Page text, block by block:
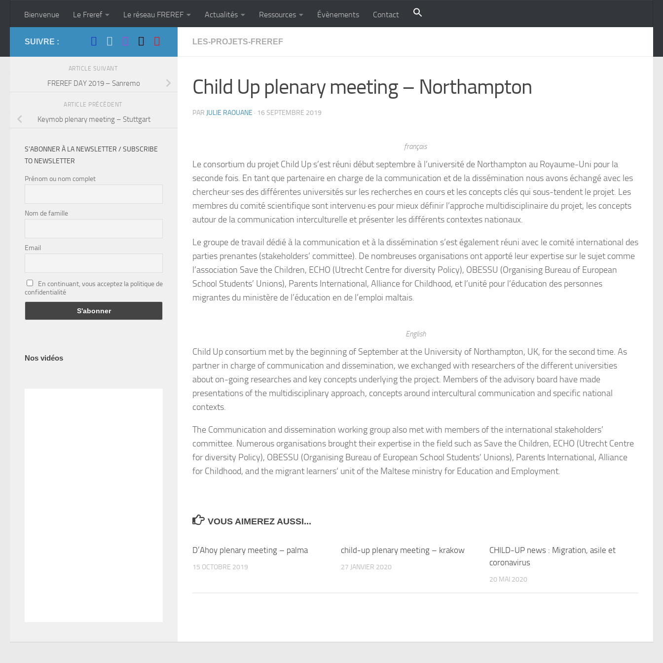
Skip to content
Bienvenue Le Freref Le réseau FREREF Actualités Ressources Évènements Contact
LES-PROJETS-FREREF
Child Up plenary meeting – Northampton
PAR JULIE RAOUANE · 16 SEPTEMBRE 2019
français
Le consortium du projet Child Up s’est réuni début septembre à l’université de Northampton au Royaume-Uni pour la
seconde fois. En tant que partenaire en charge de la communication et de la dissémination nous avons échangé avec les
chercheur·ses des différentes universités sur les recherches en cours et les concepts clés qui sous-tendent le projet. Les
membres du comité scientifique sont intervenu·es pour mieux définir l’approche multidisciplinaire du projet, les concepts
autour de la communication interculturelle et présenter les différents contextes nationaux.
Le groupe de travail dédié à la communication et à la dissémination s’est également réuni avec le comité international des
parties prenantes (stakeholders’ committee). De nombreuses organisations ont apporté leur expertise sur le sujet comme
l’association Save the Children, ECHO (Utrecht Centre for diversity Policy), OBESSU (Organising Bureau of European
School Students’ Unions), Parents International, Alliance for Childhood, et l’unité pour l’éducation des personnes
migrantes du ministère de l’éducation en de l’emploi maltais.
English
Child Up consortium met by the beginning of September at the University of Northampton, UK, for the second time. As
partner in charge of communication and dissemination, we exchanged with researchers of the different universities
about on-going researches and key concepts underlying the project. Members of the advisory board have made
presentations of the multidisciplinary approach, concepts around intercultural communication and specific national
contexts.
The Communication and dissemination working group also met with members of the international stakeholders’
committee. Numerous organisations brought their expertise in the field such as Save the Children, ECHO (Utrecht Centre
for diversity Policy), OBESSU (Organising Bureau of European School Students’ Unions), Parents International, Alliance
for Childhood, and the migrant learners‘ unit of the Maltese ministry for Education and Employment.
VOUS AIMEREZ AUSSI...
D’Ahoy plenary meeting – palma
15 OCTOBRE 2019
child-up plenary meeting – krakow
27 JANVIER 2020
CHILD-UP news : Migration, asile et
coronavirus
20 MAI 2020
SUIVRE :
ARTICLE SUIVANT
FREREF DAY 2019 – Sanremo
ARTICLE PRÉCÉDENT
Keymob plenary meeting – Stuttgart
S’ABONNER À LA NEWSLETTER / SUBSCRIBE
TO NEWSLETTER
Prénom ou nom complet
Nom de famille
Email
En continuant, vous acceptez la politique de
confidentialité
Nos vidéos